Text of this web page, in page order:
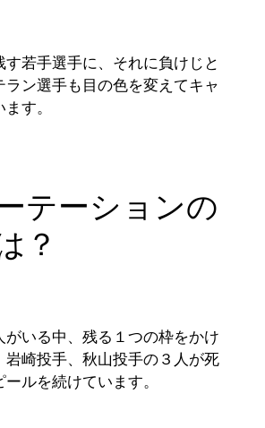
す若手選手に、それに負けじと
ラン選手も目の色を変えてキャ
す。
テーションの
？
がいる中、残る１つの枠をかけ
岩崎投手、秋山投手の３人が死
ルを続けています。